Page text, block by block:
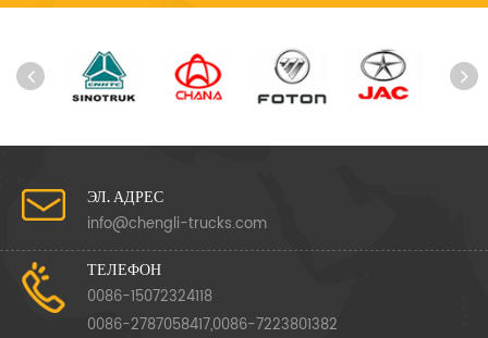
ЭЛ. АДРЕС
info@chengli-trucks.com
ТЕЛЕФОН
0086-15072324118
0086-2787058417,0086-7223801382